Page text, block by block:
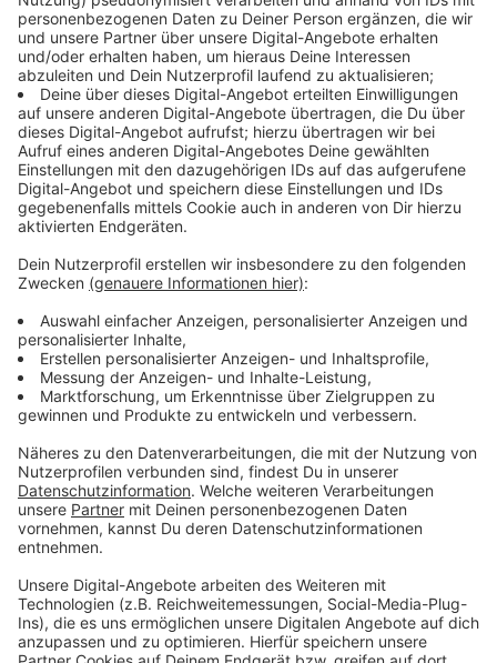
Immer auf dem Laufenden
bleiben!
Verpass' nichts mehr - mit unserem kostenlosen
ANTENNE BAYERN Newsletter. Ob Nachrichten,
Lifestyle oder unsere neuesten Aktionen - wir
informieren dich.
Zum Newsletter anmelden
Du möchtest uns etwas sagen?
Studio Hotline
Kontaktformular